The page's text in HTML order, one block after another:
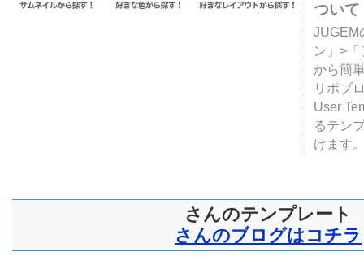
ついて
JUGEM
ン」>
から簡
リポブ
User
るテン
けます
さんのテンプレート
さんのブログはコチラ